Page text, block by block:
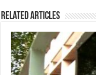
Related Articles